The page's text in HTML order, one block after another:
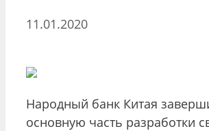
11.01.2020
Народный банк Китая
основную часть разработки